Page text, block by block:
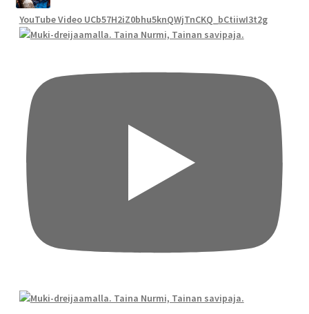
YouTube Video UCb57H2iZ0bhu5knQWjTnCKQ_bCtiiwI3t2g